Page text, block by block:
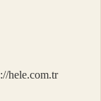
hele.com.tr